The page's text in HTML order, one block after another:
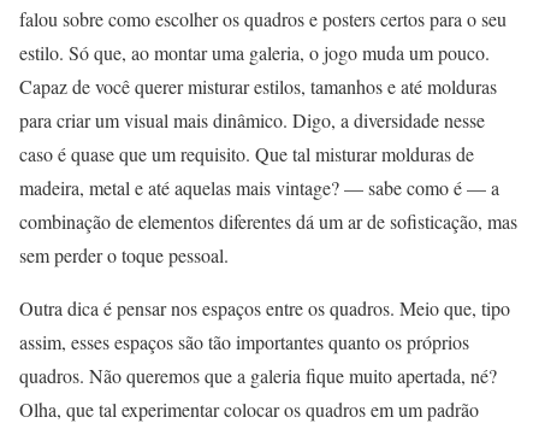
falou sobre como escolher os quadros e posters certos para o seu
estilo. Só que, ao montar uma galeria, o jogo muda um pouco.
Capaz de você querer misturar estilos, tamanhos e até molduras
para criar um visual mais dinâmico. Digo, a diversidade nesse
caso é quase que um requisito. Que tal misturar molduras de
madeira, metal e até aquelas mais vintage? — sabe como é — a
combinação de elementos diferentes dá um ar de sofisticação, mas
sem perder o toque pessoal.
Outra dica é pensar nos espaços entre os quadros. Meio que, tipo
assim, esses espaços são tão importantes quanto os próprios
quadros. Não queremos que a galeria fique muito apertada, né?
Olha, que tal experimentar colocar os quadros em um padrão